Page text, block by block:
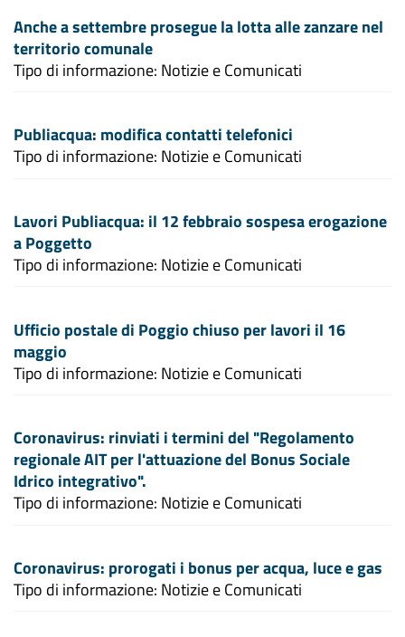
Anche a settembre prosegue la lotta alle zanzare nel
territorio comunale
Tipo di informazione: Notizie e Comunicati
Publiacqua: modifica contatti telefonici
Tipo di informazione: Notizie e Comunicati
Lavori Publiacqua: il 12 febbraio sospesa erogazione
a Poggetto
Tipo di informazione: Notizie e Comunicati
Ufficio postale di Poggio chiuso per lavori il 16
maggio
Tipo di informazione: Notizie e Comunicati
Coronavirus: rinviati i termini del "Regolamento
regionale AIT per l'attuazione del Bonus Sociale
Idrico integrativo".
Tipo di informazione: Notizie e Comunicati
Coronavirus: prorogati i bonus per acqua, luce e gas
Tipo di informazione: Notizie e Comunicati